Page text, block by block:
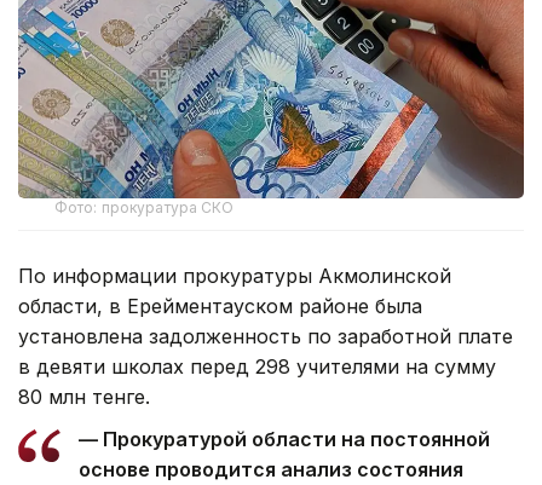
Фото: прокуратура СКО
По информации прокуратуры Акмолинской
области, в Ерейментауском районе была
установлена задолженность по заработной плате
в девяти школах перед 298 учителями на сумму
80 млн тенге.
— Прокуратурой области на постоянной
основе проводится анализ состояния